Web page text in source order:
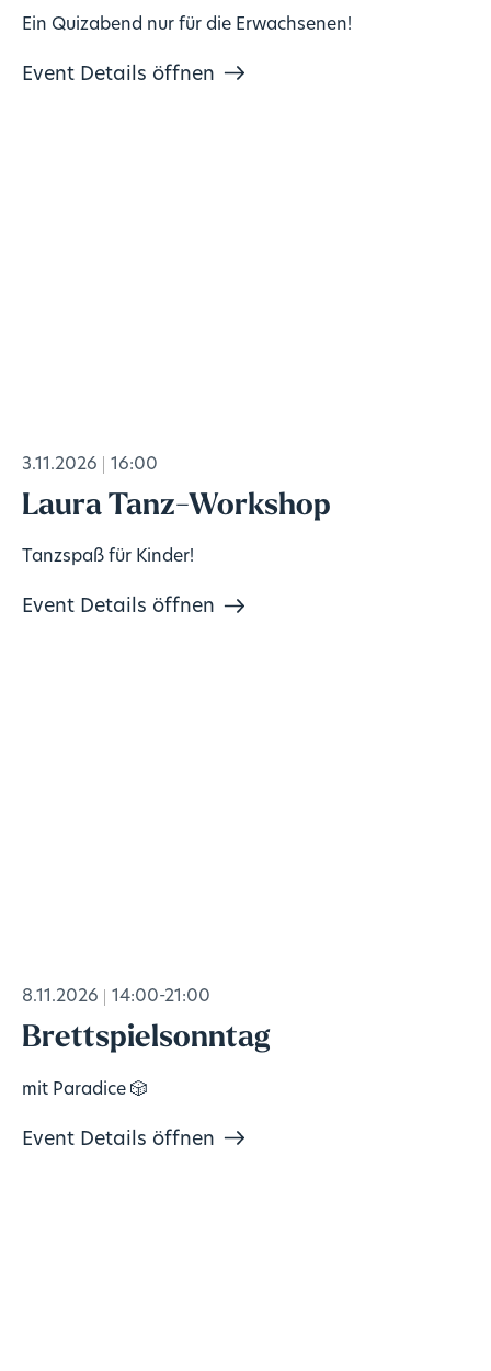
Ein Quizabend nur für die Erwachsenen!
Event Details öffnen
3.11.2026 16:00
Laura Tanz-Workshop
Tanzspaß für Kinder!
Event Details öffnen
8.11.2026 14:00-21:00
Brettspielsonntag
mit Paradice 🎲
Event Details öffnen